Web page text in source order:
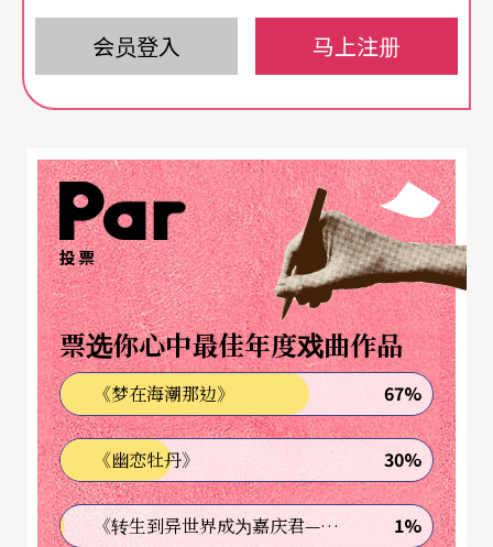
展出的两百五十余件作品当中，除了展出十五年来
为时尚杂志拍摄的经典之作，另有近年他以「纯艺
起，他以旧约圣经中的「大洪水」为概念所发展出
的一系列创作，这系列非商业摄影作品开启了拉夏
培尔摄影生涯中一个重要的转捩点。
拉夏培尔的摄影生涯始于一九八四年，当时他才十
七岁，就受到普普艺术大师安迪．沃荷的赏识，替
沃荷的杂志interview拍摄作品，沃荷生前最后一张
肖像也出自拉夏培尔之手。拉夏培尔受到沃荷的影
响很大，从他爱用名人这点可窥见一二，即使是非
商业摄影的作品，也带有浓浓的时尚味。拉夏培尔
会员登入 马上注册
投票
票选你心中最佳年度戏曲作品
《梦在海潮那边》 67%
《幽恋牡丹》 30%
《转生到异世界成为嘉庆君—发现我的祖先是诈骗集团!?》 1%